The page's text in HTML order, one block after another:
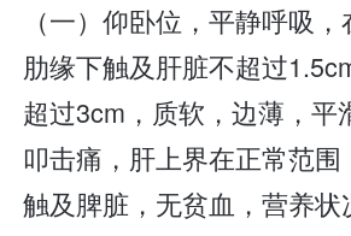
（一）仰卧位，平静呼吸
肋缘下触及肝脏不超过
超过3cm，质软，边薄，平
叩击痛，肝上界在正常范
触及脾脏，无贫血，营养状